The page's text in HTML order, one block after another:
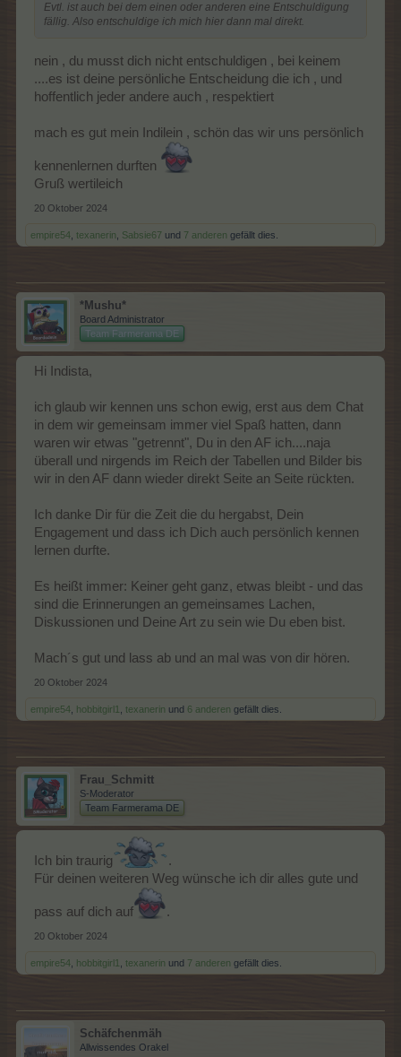
Evtl. ist auch bei dem einen oder anderen eine Entschuldigung
fällig. Also entschuldige ich mich hier dann mal direkt.
nein , du musst dich nicht entschuldigen , bei keinem
....es ist deine persönliche Entscheidung die ich , und
hoffentlich jeder andere auch , respektiert
mach es gut mein Indilein , schön das wir uns persönlich
kennenlernen durften
Gruß wertileich
20 Oktober 2024
empire54 texanerin Sabsie67 und 7 anderen gefällt dies.
*Mushu*
Board Administrator
Team Farmerama DE
Hi Indista,
ich glaub wir kennen uns schon ewig, erst aus dem Chat
in dem wir gemeinsam immer viel Spaß hatten, dann
waren wir etwas "getrennt", Du in den AF ich....naja
überall und nirgends im Reich der Tabellen und Bilder bis
wir in den AF dann wieder direkt Seite an Seite rückten.
Ich danke Dir für die Zeit die du hergabst, Dein
Engagement und dass ich Dich auch persönlich kennen
lernen durfte.
Es heißt immer: Keiner geht ganz, etwas bleibt - und das
sind die Erinnerungen an gemeinsames Lachen,
Diskussionen und Deine Art zu sein wie Du eben bist.
Mach´s gut und lass ab und an mal was von dir hören.
20 Oktober 2024
empire54 hobbitgirl1 texanerin und 6 anderen gefällt dies.
Frau_Schmitt
S-Moderator
Team Farmerama DE
Ich bin traurig
.
Für deinen weiteren Weg wünsche ich dir alles gute und
pass auf dich auf .
20 Oktober 2024
empire54 hobbitgirl1 texanerin und 7 anderen gefällt dies.
Schäfchenmäh
Allwissendes Orakel